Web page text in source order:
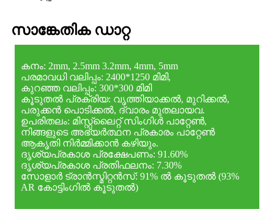
സാങ്കേതിക ഡാറ്റ
കനം: 2mm, 2.5mm 3.2mm, 4mm, 5mm
പരമാവധി വലിപ്പം: 2400*1250 മിമി,
കുറഞ്ഞ വലിപ്പം: 300*300 മിമി
കൂടുതൽ പ്രക്രിയ: വൃത്തിയാക്കൽ, മുറിക്കൽ,
പരുക്കൻ പൊടിക്കൽ, ദ്വാരം മുതലായവ.
ഉപരിതലം: മിസ്റ്റ്‌ലൈറ്റ് സിംഗിൾ പാറ്റേൺ,
നിങ്ങളുടെ അഭ്യർത്ഥന പ്രകാരം പാറ്റേൺ
ആകൃതി നിർമ്മിക്കാൻ കഴിയും.
ദൃശ്യപ്രകാശ പ്രക്ഷേപണം: 91.60%
ദൃശ്യപ്രകാശ പ്രതിഫലനം: 7.30%
സോളാർ ട്രാൻസ്മിറ്റൻസ്: 91% ൽ കൂടുതൽ (93%
AR കോട്ടിംഗിൽ കൂടുതൽ)